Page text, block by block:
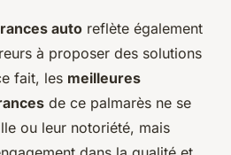
auto reflète également
à proposer des solutions
fait, les meilleures
de ce palmarès ne se
ou leur notoriété, mais